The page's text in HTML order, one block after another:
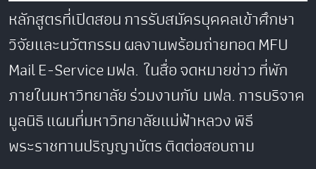
หลักสูตรที่เปิดสอนการรับสมัครบุคคลเข้าศึกษา
วิจัยและนวัตกรรมผลงานพร้อมถ่ายทอดMFU
MailE-Serviceมฟล. ในสื่อจดหมายข่าวที่พัก
ภายในมหาวิทยาลัยร่วมงานกับ มฟล.การบริจาค
มูลนิธิแผนที่มหาวิทยาลัยแม่ฟ้าหลวงพิธี
พระราชทานปริญญาบัตรติดต่อสอบถาม